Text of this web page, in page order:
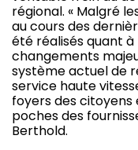
régional. « Malgré
au cours des
été réalisés quant
changements
système actuel de
service haute
foyers des citoyens
poches des
Berthold.